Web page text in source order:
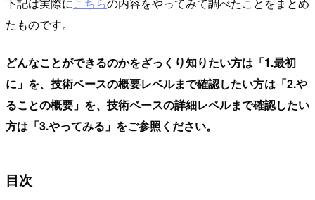
たものです。
どんなことができるのかをざっくり知りたい方は「1.最初
に」を、技術ベースの概要レベルまで確認したい方は「2.や
ることの概要」を、技術ベースの詳細レベルまで確認したい
方は「3.やってみる」をご参照ください。
目次